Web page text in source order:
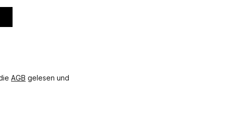
AGB gelesen und